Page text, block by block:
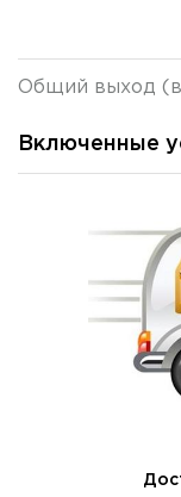
Общий выход
Включенные